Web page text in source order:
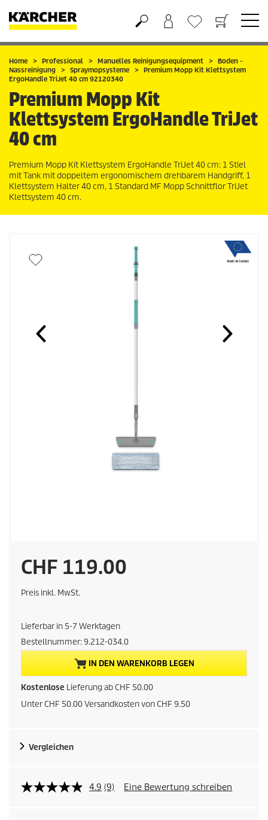
Warenkorb
Wunschliste
Home Professional Manuelles Reinigungsequipment
Boden -
Nassreinigung
Spraymopsysteme
Premium Mopp Kit Klettsystem
ErgoHandle TriJet 40 cm 92120340
Premium Mopp Kit
Klettsystem ErgoHandle TriJet
40 cm
Premium Mopp Kit Klettsystem ErgoHandle TriJet 40 cm: 1 Stiel
mit Tank mit doppeltem ergonomischem drehbarem Handgriff, 1
Klettsystem Halter 40 cm, 1 Standard MF Mopp Schnittflor TriJet
Klettsystem 40 cm.
A
k
u
e
l
l
e
P
CHF 119.00
Preis inkl. MwSt.
Lieferbar in 5-7 Werktagen
Bestellnummer:9.212-034.0
IN DEN WARENKORB LEGEN
Kostenlose Lieferung ab CHF 50.00
Unter CHF 50.00 Versandkosten von CHF 9.50
Vergleichen
4.9 (9) Eine Bewertung schreiben